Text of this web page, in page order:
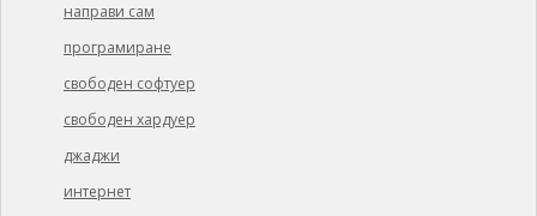
направи сам
програмиране
свободен софтуер
свободен хардуер
джаджи
интернет